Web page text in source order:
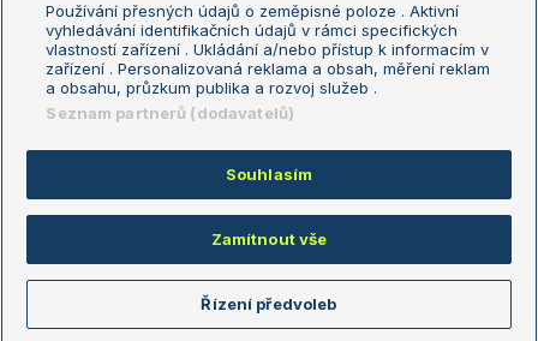
Podmínky užití
Nastavení soukromí
GDPR a žurnalistika
Reklama
Kontakt
Informace o zpracování osobních
údajů
Copyright © 2008-2026 TenisPortal.cz. Využíváme zpravodajství ČTK.
Používání přesných údajů o zeměpisné poloze . Aktivní
vyhledávání identifikačních údajů v rámci specifických
vlastností zařízení . Ukládání a/nebo přístup k informacím v
zařízení . Personalizovaná reklama a obsah, měření reklam
a obsahu, průzkum publika a rozvoj služeb .
Seznam partnerů (dodavatelů)
Souhlasím
Zamítnout vše
Řízení předvoleb